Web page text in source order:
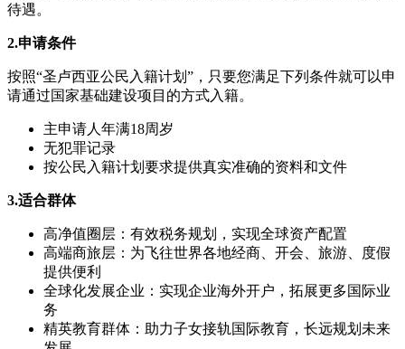
待遇。
2.申请条件
按照“圣卢西亚公民入籍计划”，只要您满足下列条件就可以申
请通过国家基础建设项目的方式入籍。
主申请人年满18周岁
无犯罪记录
按公民入籍计划要求提供真实准确的资料和文件
3.适合群体
高净值圈层：有效税务规划，实现全球资产配置
高端商旅层：为飞往世界各地经商、开会、旅游、度假
提供便利
全球化发展企业：实现企业海外开户，拓展更多国际业
务
精英教育群体：助力子女接轨国际教育，长远规划未来